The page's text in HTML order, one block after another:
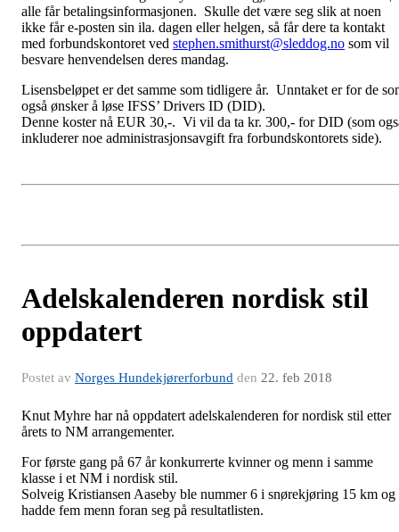
alle får betalingsinformasjonen. Skulle det være seg slik at noen
ikke får e-posten sin ila. dagen eller helgen, så får dere ta kontakt
med forbundskontoret ved stephen.smithurst@sleddog.no som vil
besvare henvendelsen deres mandag.
Lisensbeløpet er det samme som tidligere år. Unntaket er for de
også ønsker å løse IFSS’ Drivers ID (DID).
Denne koster nå EUR 30,-. Vi vil da ta kr. 300,- for DID (som
inkluderer noe administrasjonsavgift fra forbundskontorets side).
Adelskalenderen nordisk stil
oppdatert
Postet av Norges Hundekjørerforbund den 22. feb 2018
Knut Myhre har nå oppdatert adelskalenderen for nordisk stil etter
årets to NM arrangementer.
For første gang på 67 år konkurrerte kvinner og menn i samme
klasse i et NM i nordisk stil.
Solveig Kristiansen Aaseby ble nummer 6 i snørekjøring 15 km og
hadde fem menn foran seg på resultatlisten.